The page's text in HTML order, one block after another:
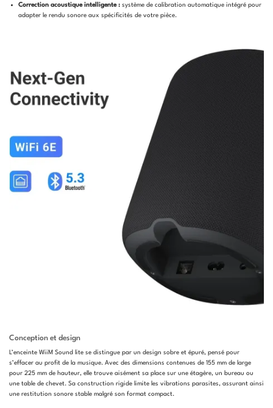
Correction acoustique intelligente :système de calibration automatique intégré pour
adapter le rendu sonore aux spécificités de votre pièce.
Conception et design
L’enceinte WiiM Sound lite se distingue par un design sobre et épuré, pensé pour
s’effacer au profit de la musique. Avec des dimensions contenues de 155 mm de large
pour 225 mm de hauteur, elle trouve aisément sa place sur une étagère, un bureau ou
une table de chevet. Sa construction rigide limite les vibrations parasites, assurant ainsi
une restitution sonore stable malgré son format compact.